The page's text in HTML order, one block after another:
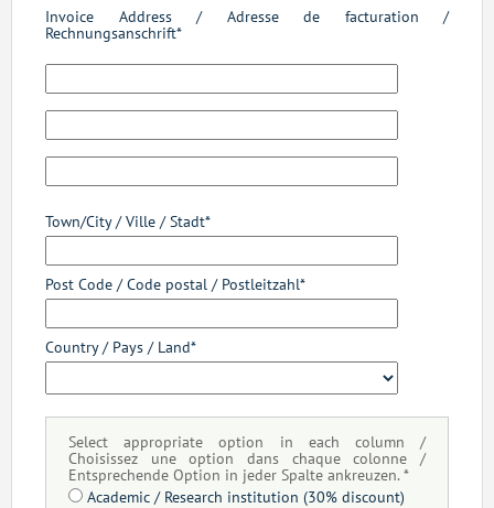
Invoice Address / Adresse de facturation /
Rechnungsanschrift
Town/City / Ville / Stadt
Post Code / Code postal / Postleitzahl
Country / Pays / Land
Select appropriate option in each column /
Choisissez une option dans chaque colonne /
Entsprechende Option in jeder Spalte ankreuzen. *
Academic / Research institution (30% discount)